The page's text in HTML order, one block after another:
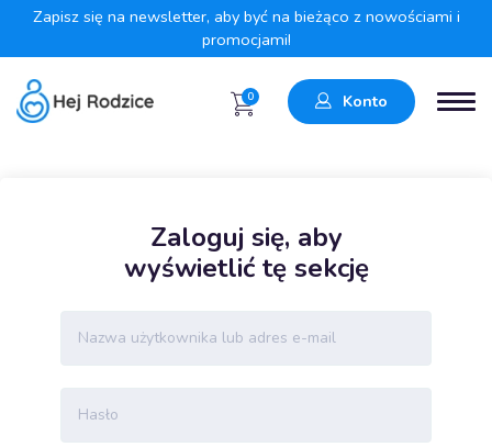
Zapisz się na newsletter, aby być na bieżąco z nowościami i
promocjami!
0 Konto
Zaloguj się, aby
wyświetlić tę sekcję